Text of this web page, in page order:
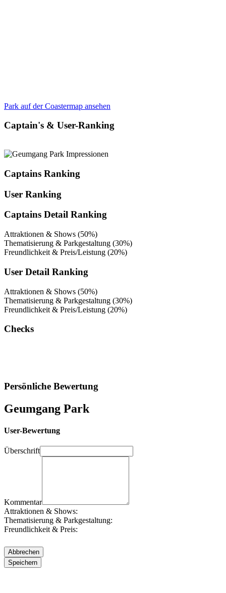
Park auf der Coastermap ansehen
Captain's & User-Ranking
Captains Ranking
User Ranking
Captains Detail Ranking
Attraktionen & Shows (50%)
Thematisierung & Parkgestaltung (30%)
Freundlichkeit & Preis/Leistung (20%)
User Detail Ranking
Attraktionen & Shows (50%)
Thematisierung & Parkgestaltung (30%)
Freundlichkeit & Preis/Leistung (20%)
Checks
Persönliche Bewertung
Geumgang Park
User-Bewertung
Überschrift
Kommentar
Attraktionen & Shows:
Thematisierung & Parkgestaltung:
Freundlichkeit & Preis: